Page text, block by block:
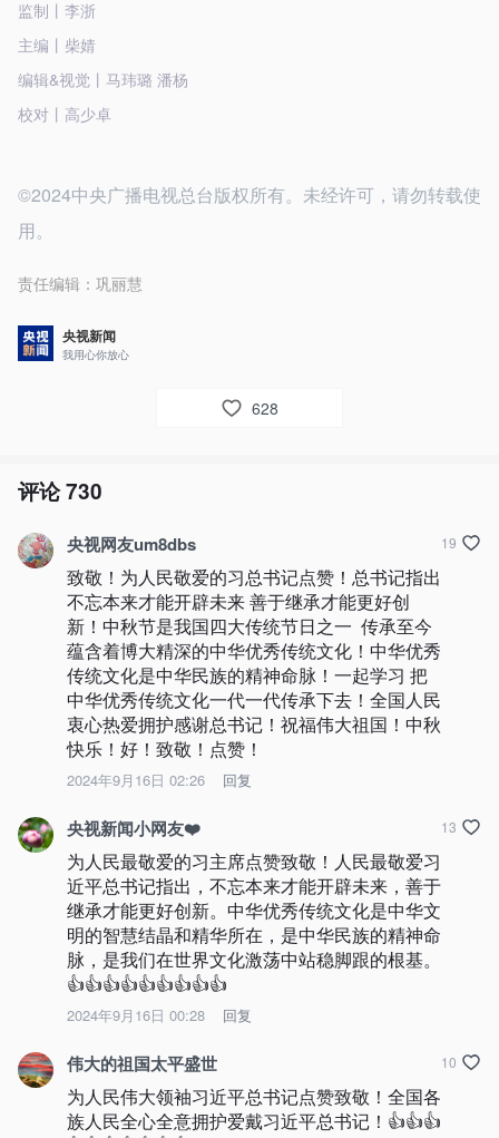
监制丨李浙
主编丨柴婧
编辑&视觉丨马玮璐 潘杨
校对丨高少卓
©2024中央广播电视总台版权所有。未经许可，请勿转载使
用。
责任编辑： 巩丽慧
央视新闻
我用心你放心
628
评论730
央视网友um8dbs
致敬！为人民敬爱的习总书记点赞！总书记指出
不忘本来才能开辟未来 善于继承才能更好创
新！中秋节是我国四大传统节日之一  传承至今
蕴含着博大精深的中华优秀传统文化！中华优秀
传统文化是中华民族的精神命脉！一起学习 把
中华优秀传统文化一代一代传承下去！全国人民
衷心热爱拥护感谢总书记！祝福伟大祖国！中秋
快乐！好！致敬！点赞！
2024年9月16日 02:26 回复
19
央视新闻小网友❤️
为人民最敬爱的习主席点赞致敬！人民最敬爱习
近平总书记指出，不忘本来才能开辟未来，善于
继承才能更好创新。中华优秀传统文化是中华文
明的智慧结晶和精华所在，是中华民族的精神命
脉，是我们在世界文化激荡中站稳脚跟的根基。
👍👍👍👍👍👍👍👍👍
2024年9月16日 00:28 回复
13
伟大的祖国太平盛世
为人民伟大领袖习近平总书记点赞致敬！全国各
族人民全心全意拥护爱戴习近平总书记！👍👍👍
10